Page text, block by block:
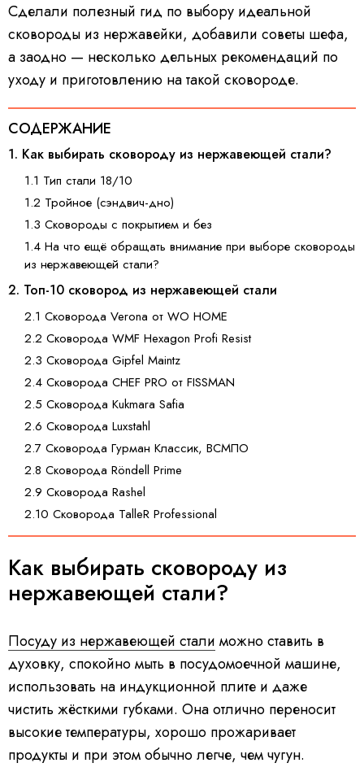
Сделали полезный гид по выбору идеальной
сковороды из нержавейки, добавили советы шефа,
а заодно — несколько дельных рекомендаций по
уходу и приготовлению на такой сковороде.
СОДЕРЖАНИЕ
1. Как выбирать сковороду из нержавеющей стали?
1.1 Тип стали 18/10
1.2 Тройное (сэндвич-дно)
1.3 Сковороды с покрытием и без
1.4 На что ещё обращать внимание при выборе сковороды
из нержавеющей стали?
2. Топ-10 сковород из нержавеющей стали
2.1 Сковорода Verona от WO HOME
2.2 Сковорода WMF Hexagon Profi Resist
2.3 Сковорода Gipfel Maintz
2.4 Сковорода CHEF PRO от FISSMAN
2.5 Сковорода Kukmara Safia
2.6 Сковорода Luxstahl
2.7 Сковорода Гурман Классик, ВСМПО
2.8 Сковорода Röndell Prime
2.9 Сковорода Rashel
2.10 Сковорода TalleR Professional
Как выбирать сковороду из
нержавеющей стали?
Посуду из нержавеющей стали можно ставить в
духовку, спокойно мыть в посудомоечной машине,
использовать на индукционной плите и даже
чистить жёсткими губками. Она отлично переносит
высокие температуры, хорошо прожаривает
продукты и при этом обычно легче, чем чугун.